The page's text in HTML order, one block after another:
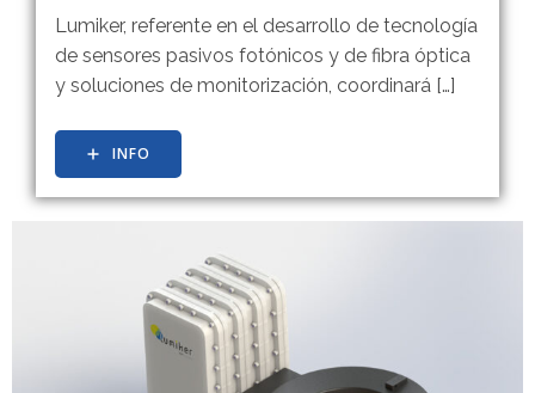
Lumiker, referente en el desarrollo de tecnología
de sensores pasivos fotónicos y de fibra óptica
y soluciones de monitorización, coordinará […]
INFO